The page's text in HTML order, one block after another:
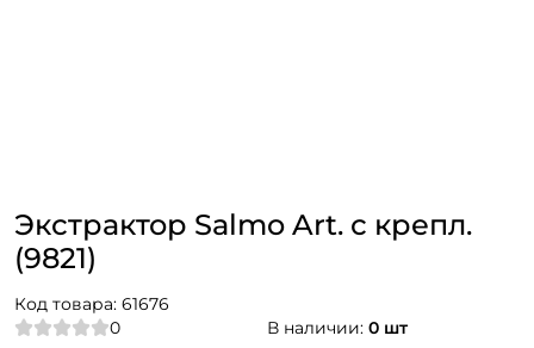
Экстрактор Salmo Art. с крепл.
(9821)
Код товара: 61676
0
В наличии: 0 шт